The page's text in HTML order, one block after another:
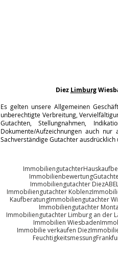
Diez Limburg
Es gelten unsere Allgemeinen
unberechtigte Verbreitung,
Gutachten, Stellungnahmen,
Dokumente/Aufzeichnungen auch
Sachverständige Gutachter ausdrücklich
Immobiliengutachter
Immobilienbewertung
Immobiliengutachter Diez
Immobiliengutachter Koblenz
KaufberatungImmobiliengutachter
Immobiliengutachter
Immobiliengutachter Limburg an der
Immobilien Wiesbaden
Immobilie verkaufen Diez
Feuchtigkeitsmessung